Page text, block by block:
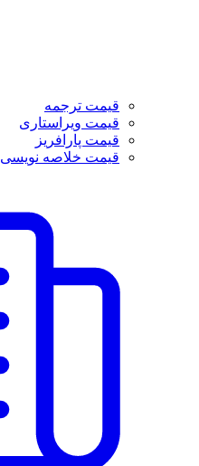
قیمت ترجمه
قیمت ویراستاری
قیمت پارافریز
قیمت خلاصه نویسی